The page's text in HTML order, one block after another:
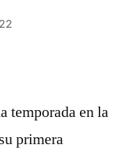
temporada en la
primera